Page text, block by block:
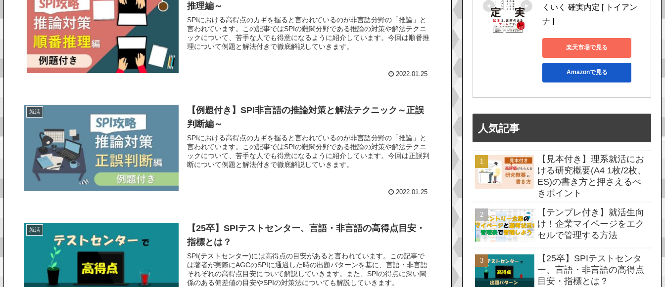
推理編～
SPIにおける高得点のカギを握ると言われているのが非言語分野の「推論」と
言われています。この記事ではSPIの難関分野である推論の対策や解法テクニ
ックについて、苦手な人でも得意になるように紹介しています。今回は順番推
理について例題と解法付きで徹底解説していきます。
2022.01.25
就活
【例題付き】SPI非言語の推論対策と解法テクニック～正誤
判断編～
SPIにおける高得点のカギを握ると言われているのが非言語分野の「推論」と
言われています。この記事ではSPIの難関分野である推論の対策や解法テクニ
ックについて、苦手な人でも得意になるように紹介しています。今回は正誤判
断について例題と解法付きで徹底解説していきます。
2022.01.25
就活
【25卒】SPIテストセンター、言語・非言語の高得点目安・
指標とは？
SPI(テストセンター)には高得点の目安があると言われています。この記事で
は著者が実際にAGCのSPIに通過した時の出題パターンを基に、言語・非言語
それぞれの高得点目安について解説していきます。また、SPIの得点に深い関
係のある偏差値の目安やSPIの対策法についても解説していきます。
くいく 確実内定 [ トイアン
ナ ]
楽天市場で見る
Amazonで見る
人気記事
【見本付き】理系就活にお
ける研究概要(A4 1枚/2枚、
ES)の書き方と押さえるべ
きポイント
【テンプレ付き】就活生向
け！企業マイページをエク
セルで管理する方法
【25卒】SPIテストセンタ
ー、言語・非言語の高得点
目安・指標とは？